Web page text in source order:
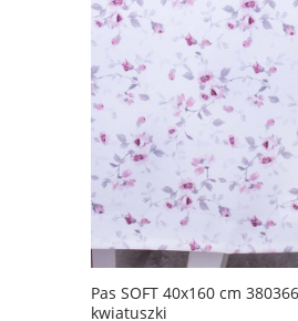
Pas SOFT 40x160 cm
kwiatuszki